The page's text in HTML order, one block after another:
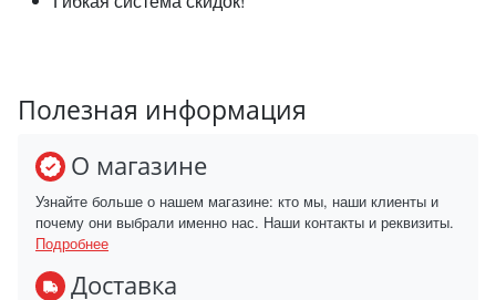
Полезная информация
О магазине
Узнайте больше о нашем магазине: кто мы, наши клиенты и
почему они выбрали именно нас. Наши контакты и реквизиты.
Подробнее
Доставка